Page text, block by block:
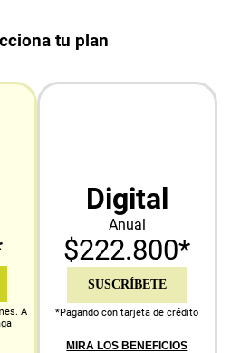
tu plan
A
Digital
Anual
$222.800*
SUSCRÍBETE
*Pagando con tarjeta de crédito
MIRA LOS BENEFICIOS